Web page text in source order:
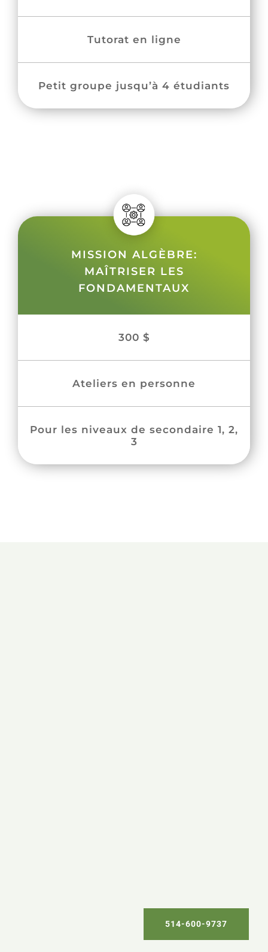
Tutorat en ligne
Petit groupe jusqu’à 4 étudiants
MISSION ALGÈBRE:
MAÎTRISER LES
FONDAMENTAUX
300 $
Ateliers en personne
Pour les niveaux de secondaire 1, 2,
3
514-600-9737